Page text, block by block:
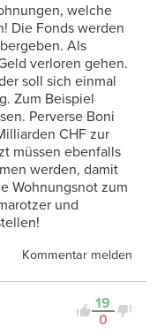
welche
Die Fonds werden
Als
verloren gehen.
soll sich einmal
Zum Beispiel
Perverse Boni
CHF zur
müssen ebenfalls
werden, damit
Wohnungsnot zum
und
Kommentar melden
19
0